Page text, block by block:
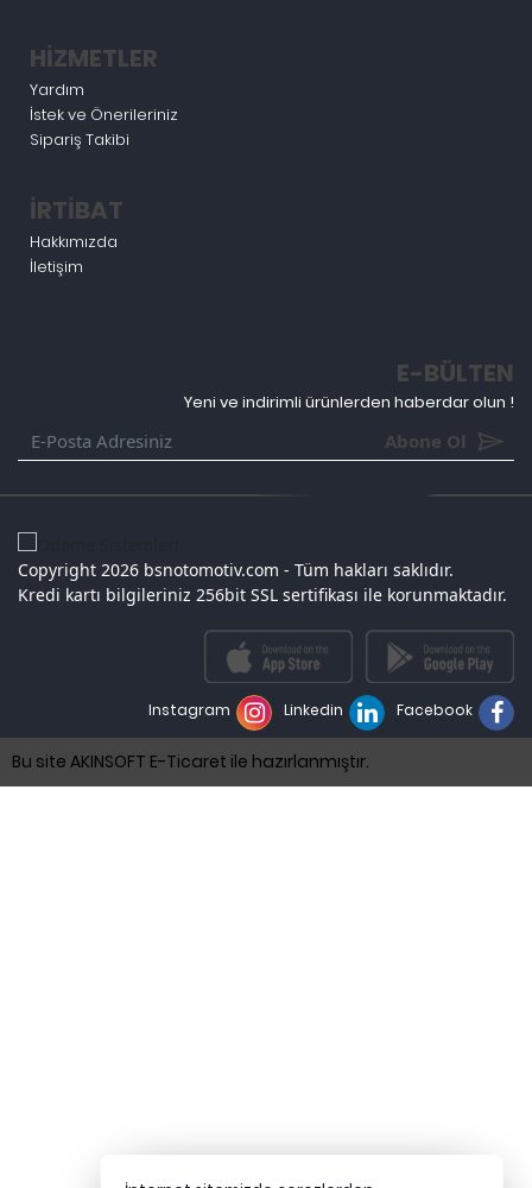
HİZMETLER
Yardım
İstek ve Önerileriniz
Sipariş Takibi
İRTİBAT
Hakkımızda
İletişim
E-BÜLTEN
Yeni ve indirimli ürünlerden haberdar olun !
Abone Ol
Copyright 2026 bsnotomotiv.com - Tüm hakları saklıdır.
Kredi kartı bilgileriniz 256bit SSL sertifikası ile korunmaktadır.
Facebook
Linkedin
Instagram
Bu site AKINSOFT E-Ticaret ile hazırlanmıştır.